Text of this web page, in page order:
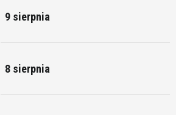
9 sierpnia
8 sierpnia